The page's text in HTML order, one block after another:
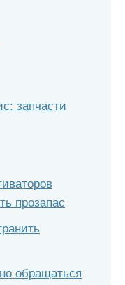
запчасти
прозапас
обращаться